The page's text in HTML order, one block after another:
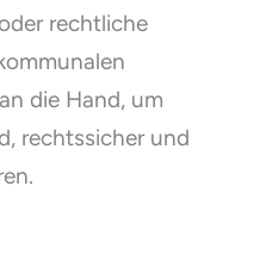
rechtliche
die Hand, um
rechtssicher und